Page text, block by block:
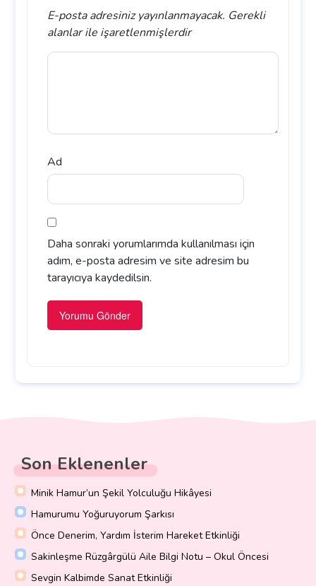
E-posta adresiniz yayınlanmayacak. Gerekli
alanlarile işaretlenmişlerdir
Ad
Daha sonraki yorumlarımda kullanılması için
adım, e-posta adresim ve site adresim bu
tarayıcıya kaydedilsin.
Son Eklenenler
Minik Hamur’un Şekil Yolculuğu Hikâyesi
Hamurumu Yoğuruyorum Şarkısı
Önce Denerim, Yardım İsterim Hareket Etkinliği
Sakinleşme Rüzgârgülü Aile Bilgi Notu – Okul Öncesi
Sevgin Kalbimde Sanat Etkinliği